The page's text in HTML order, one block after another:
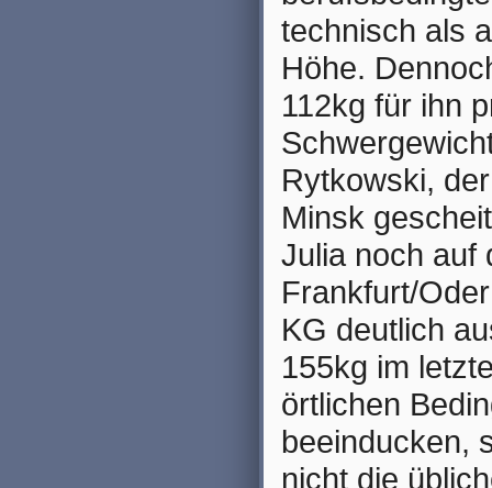
technisch als
Höhe.
112kg für ihn
Rytkowski,
Minsk
Julia noch auf
Frankfurt/
KG deutlich
155kg im
örtlichen
beeinducken,
nicht die